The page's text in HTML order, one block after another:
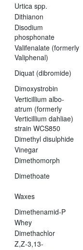
Urtica spp.
Dithianon
Disodium
phosphonate
Valifenalate (formerly
Valiphenal)
Diquat (dibromide)
Dimoxystrobin
Verticillium albo-
atrum (formerly
Verticillium dahliae)
strain WCS850
Dimethyl disulphide
Vinegar
Dimethomorph
Dimethoate
Waxes
Dimethenamid-P
Whey
Dimethachlor
Z,Z-3,13-